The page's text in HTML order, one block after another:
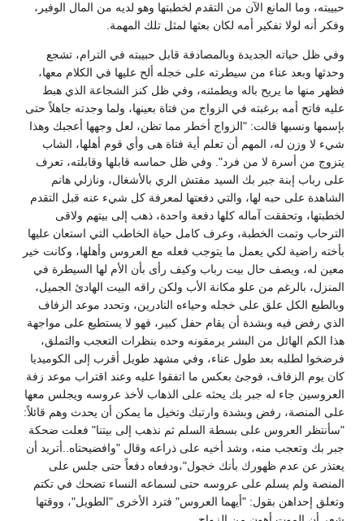
حبيبته، وما المانع الآن من التقدم لخطبتها وهو لديه من المال الوفير،
وفكر أنه لولا تفكير أمه لكان بعثها لمثل تلك المهمة.
وفي ظل حياته الجديدة وبالمصادفة قابل حبيبته في الترام، تشجع
وحدثها وبعد عناء من سيطرته على خجله ألح عليها في الكلام معها،
فظهر منها ما يريح باله ويطمئنه، وفي ظل كنز الشجاعة الذي هبط
عليه فاتح أمه برغبته في الزواج من فتاة بعينها، ولما وجدته جاهلاً حتى
بإسمها ونسبها قالت: "الزواج أخطر مما تظن، لعل وجهها أعجبك وهذا
شيء لا وزن له، المهم أن تعلم أية فتاة هى وأي قوم أهلها، الشاب
يتزوج من أسرة لا من فرد". وفي ظل حماسه قابلها وقابلته، تعرف
على رباب إبنة جبر بك السيد مفتش الري بالأشغال، ونازلي هانم
الشاهدة على حبه لها، والتي دفعتها لمعرفة كل شيء عنه قبل التقدم
لخطبتها، وتحققت آماله كلها دفعة واحدة، ذهب إلى بيتهم ولاقى
الترحاب وتمت الخطبة، وعرف كامل حياة الخاطب التي استعان عليها
بأخته راضية لكي يعمل ما يتوجب فعله مع العروس وأهلها، وكانت خير
معين له، ويصف حال بيت رباب وكيف رأى بأن الأم لها السيطرة في
المنزل، بالرغم من علو مكانة الأب ولكن راقه البيت الهادئ الجميل،
وبالطبع الكل علق على خجله وحياءه النادرين، وتحدد موعد الزفاف
الذي رفض فيه وبشدة أن يقام حفل كبير، فهو لا يستطيع على مواجهة
هذا الكم الهائل من البشر يرمقونه وحده بنظرات التعجب والتملق،
فرضخوا لطلبه بعد طول عناء، وفي مشهد طويل أقرب إلى الكوميديا
كان يوم الزفاف، فوجئ بعكس ما اتفقوا عليه وعند اقتراب موعد زفة
العروسين جاء له جبر بك يحثه على الذهاب لأخذ عروسه ويجلس معها
على المنصة، رفض وبشدة وارتبك وتخيل ما يمكن أن يحدث وهم قائلاً:
"سأنتظر العروس على بسطة السلم ثم نذهب إلى بيتنا" فعلت ضحكة
جبر بك وتعجب منه، وشد أخيه على ذراعه وقال "وافضيحتاه..أتريد أن
يعتذر عن عدم ظهورك بأنك خجول"،ودفعاه دفعاً حتى جلس على
المنصة ولم يسلم على عروسه حتى لسماعه النساء تضحك في تكتم
وتعلق إحداهن بقول: "أيهما العروس" فترد الأخرى "الطويل"، ووقتها